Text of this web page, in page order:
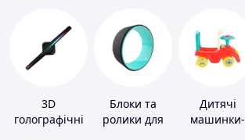
3D
голографічні
Блоки та
ролики для
Дитячі
машинки-